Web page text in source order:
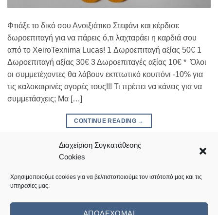
Διαχείριση Συγκατάθεσης
Cookies
Χρησιμοποιούμε cookies για να βελτιστοποιούμε τον ιστότοπό μας και τις
υπηρεσίες μας.
ΑΠΟΔΈΧΟΜΑΙ
Φτιάξε το δικό σου Ανοιξιάτικο Στεφάνι και κέρδισε
δωροεπιταγή για να πάρεις ό,τι λαχταράει η καρδιά σου
από το XeiroTexnima Lucas! 1 Δωροεπιταγή αξίας 50€ 1
Δωροεπιταγή αξίας 30€ 3 Δωροεπιταγές αξίας 10€ * Όλοι
οι συμμετέχοντες θα λάβουν εκπτωτικό κουπόνι -10% για
τις καλοκαιρινές αγορές τους!!! Τι πρέπει να κάνεις για να
συμμετάσχεις; Μα […]
CONTINUE READING →
Τα νέα μας | Tagged Leave a comment